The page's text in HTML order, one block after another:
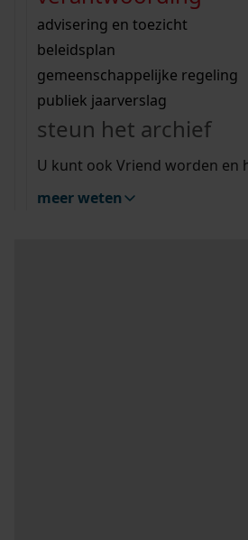
bouwvergunningen
omgevingsvergunningen
vergunningen
beeld en geluid
uitleg nodig?
Wij helpen u op weg met een
bekijk alle zoektips
Wij helpen u op weg met een
bekijk alle zoektips
bekijk ons geschiedenislokaal
advisering en toezicht
beleidsplan
gemeenschappelijke regeling
publiek jaarverslag
steun het archief
U kunt ook Vriend worden en
meer weten
zoektips
Mijn Studiezaal (inloggen)